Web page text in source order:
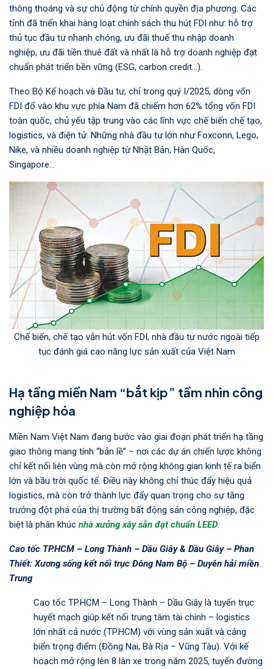
thông thoáng và sự chủ động từ chính quyền địa phương. Các
tỉnh đã triển khai hàng loạt chính sách thu hút FDI như: hỗ trợ
thủ tục đầu tư nhanh chóng, ưu đãi thuế thu nhập doanh
nghiệp, ưu đãi tiền thuê đất và nhất là hỗ trợ doanh nghiệp đạt
chuẩn phát triển bền vững (ESG, carbon credit…).
Theo Bộ Kế hoạch và Đầu tư, chỉ trong quý I/2025, dòng vốn
FDI đổ vào khu vực phía Nam đã chiếm hơn 62% tổng vốn FDI
toàn quốc, chủ yếu tập trung vào các lĩnh vực chế biến chế tạo,
logistics, và điện tử. Những nhà đầu tư lớn như Foxconn, Lego,
Nike, và nhiều doanh nghiệp từ Nhật Bản, Hàn Quốc,
Singapore...
Chế biến, chế tạo vẫn hút vốn FDI, nhà đầu tư nước ngoài tiếp
tục đánh giá cao năng lực sản xuất của Việt Nam
Hạ tầng miền Nam “bắt kịp” tầm nhìn công
nghiệp hóa
Miền Nam Việt Nam đang bước vào giai đoạn phát triển hạ tầng
giao thông mang tính “bản lề” – nơi các dự án chiến lược không
chỉ kết nối liên vùng mà còn mở rộng không gian kinh tế ra biển
lớn và bầu trời quốc tế. Điều này không chỉ thúc đẩy hiệu quả
logistics, mà còn trở thành lực đẩy quan trọng cho sự tăng
trưởng đột phá của thị trường bất động sản công nghiệp, đặc
biệt là phân khúc nhà xưởng xây sẵn đạt chuẩn LEED
Cao tốc TP.HCM – Long Thành – Dầu Giây & Dầu Giây – Phan
Thiết: Xương sống kết nối trục Đông Nam Bộ – Duyên hải miền
Trung
Cao tốc TP.HCM – Long Thành – Dầu Giây là tuyến trục
huyết mạch giúp kết nối trung tâm tài chính – logistics
lớn nhất cả nước (TP.HCM) với vùng sản xuất và cảng
biển trọng điểm (Đồng Nai, Bà Rịa – Vũng Tàu). Với kế
hoạch mở rộng lên 8 làn xe trong năm 2025, tuyến đường